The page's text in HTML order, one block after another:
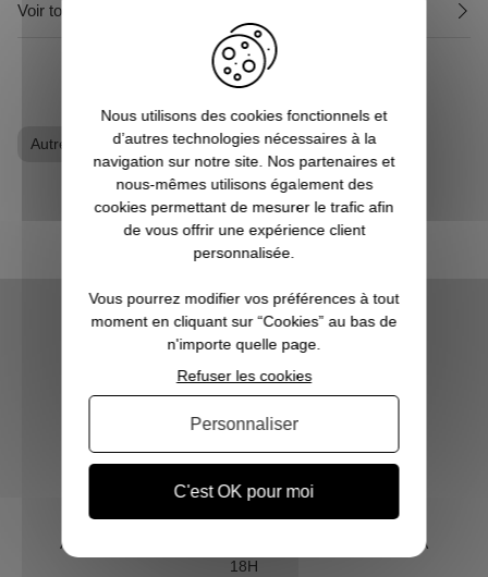
Voir tous les produits The Big Bang Theory
Autres séries Mug
LIVRAISON RAPIDE
SERVICE CLIENT
À VOTRE ÉCOUTE DU LUNDI AU SAMEDI DE 10H À
18H
Nous utilisons des cookies fonctionnels et
d’autres technologies nécessaires à la
navigation sur notre site. Nos partenaires et
nous-mêmes utilisons également des
cookies permettant de mesurer le trafic afin
de vous offrir une expérience client
personnalisée.
Vous pourrez modifier vos préférences à tout
moment en cliquant sur “Cookies” au bas de
n'importe quelle page.
C'est OK pour moi
Refuser les cookies
Personnaliser